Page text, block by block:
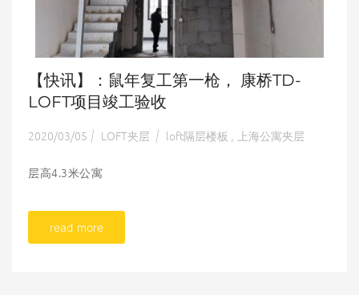
【快讯】：鼠年复工第一枪， 康桥TD-
LOFT项目竣工验收
2020/03/05 | LOFT夹层 | loft隔层楼板 上海公寓夹层
层高4.3米公寓
read more